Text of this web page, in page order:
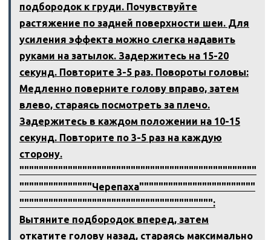
подбородок к груди. Почувствуйте
растяжение по задней поверхности шеи. Для
усиления эффекта можно слегка надавить
руками на затылок. Задержитесь на 15-20
секунд. Повторите 3-5 раз. Повороты головы:
Медленно поверните голову вправо, затем
влево, стараясь посмотреть за плечо.
Задержитесь в каждом положении на 10-15
секунд. Повторите по 3-5 раз на каждую
сторону.
"""""""""""""""""""""""""""""""""""""""""""""""""
"""""""""""""""Черепаха""""""""""""""""""""""""
"""""""""""""""""""""""""""""""""""""""":
Вытяните подбородок вперед, затем
откатите голову назад, стараясь максимально